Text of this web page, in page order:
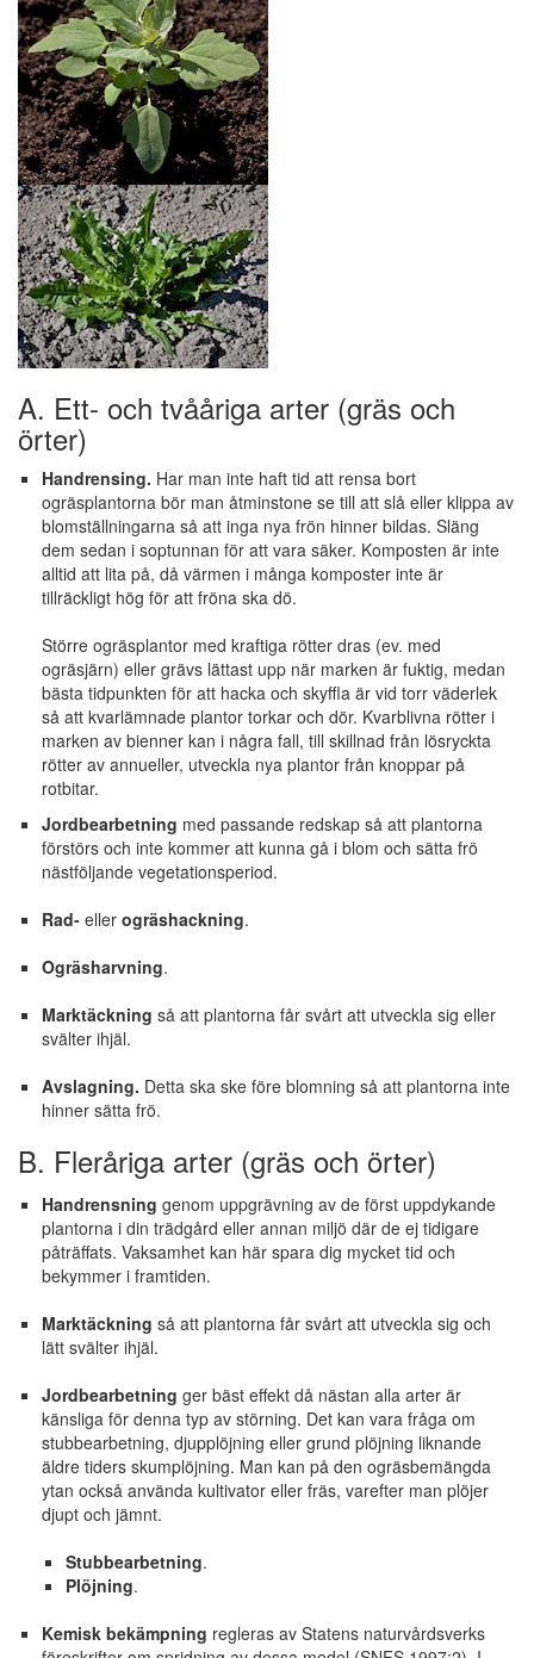
A. Ett- och tvååriga arter (gräs och
örter)
Handrensing. Har man inte haft tid att rensa bort
ogräsplantorna bör man åtminstone se till att slå eller klippa av
blomställningarna så att inga nya frön hinner bildas. Släng
dem sedan i soptunnan för att vara säker. Komposten är inte
alltid att lita på, då värmen i många komposter inte är
tillräckligt hög för att fröna ska dö.
Större ogräsplantor med kraftiga rötter dras (ev. med
ogräsjärn) eller grävs lättast upp när marken är fuktig, medan
bästa tidpunkten för att hacka och skyffla är vid torr väderlek
så att kvarlämnade plantor torkar och dör. Kvarblivna rötter i
marken av bienner kan i några fall, till skillnad från lösryckta
rötter av annueller, utveckla nya plantor från knoppar på
rotbitar.
Jordbearbetning med passande redskap så att plantorna
förstörs och inte kommer att kunna gå i blom och sätta frö
nästföljande vegetationsperiod.
Rad- eller ogräshackning.
Ogräsharvning.
Marktäckning så att plantorna får svårt att utveckla sig eller
svälter ihjäl.
Avslagning. Detta ska ske före blomning så att plantorna inte
hinner sätta frö.
B. Fleråriga arter (gräs och örter)
Handrensning genom uppgrävning av de först uppdykande
plantorna i din trädgård eller annan miljö där de ej tidigare
påträffats. Vaksamhet kan här spara dig mycket tid och
bekymmer i framtiden.
Marktäckning så att plantorna får svårt att utveckla sig och
lätt svälter ihjäl.
Jordbearbetning ger bäst effekt då nästan alla arter är
känsliga för denna typ av störning. Det kan vara fråga om
stubbearbetning, djupplöjning eller grund plöjning liknande
äldre tiders skumplöjning. Man kan på den ogräsbemängda
ytan också använda kultivator eller fräs, varefter man plöjer
djupt och jämnt.
Stubbearbetning.
Plöjning.
Kemisk bekämpning regleras av Statens naturvårdsverks